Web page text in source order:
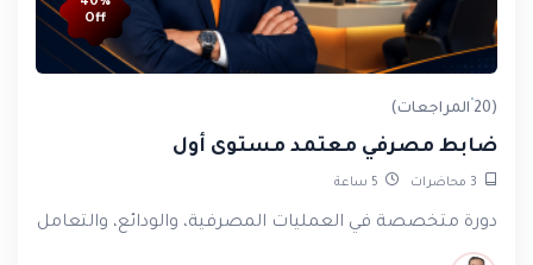
he provided, especially his sense of humor, as we never
felt any distance between him and us. Lastly, I thank the
unsung hero, the elegant Mrs. Ilham, with all my love and
appreciation.
Off
(20 المراجعات)
ضابط مصرفي معتمد مستوى أول
3 محاضرات 5 ساعة
دورة متخصصة في العمليات المصرفية، والودائع، والتعامل مع